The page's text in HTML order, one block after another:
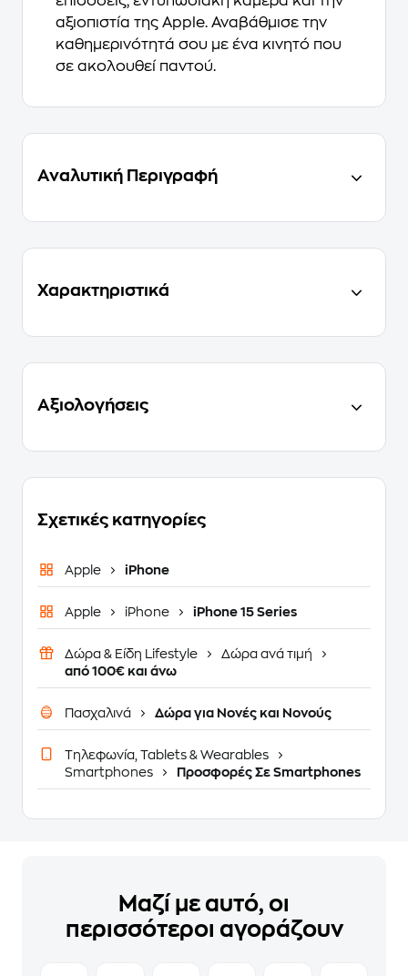
αξιοπιστία της Apple. Αναβάθμισε την
καθημερινότητά σου με ένα κινητό που
σε ακολουθεί παντού.
Αναλυτική Περιγραφή
Χαρακτηριστικά
Αξιολογήσεις
Σχετικές κατηγορίες
Apple iPhone
Apple iPhone iPhone 15 Series
Δώρα & Είδη Lifestyle
Δώρα ανά τιμή
από 100€ και άνω
Πασχαλινά Δώρα για Νονές και Νονούς
Τηλεφωνία, Tablets & Wearables
Smartphones
Προσφορές Σε Smartphones
Μαζί με αυτό, οι
περισσότεροι αγοράζουν